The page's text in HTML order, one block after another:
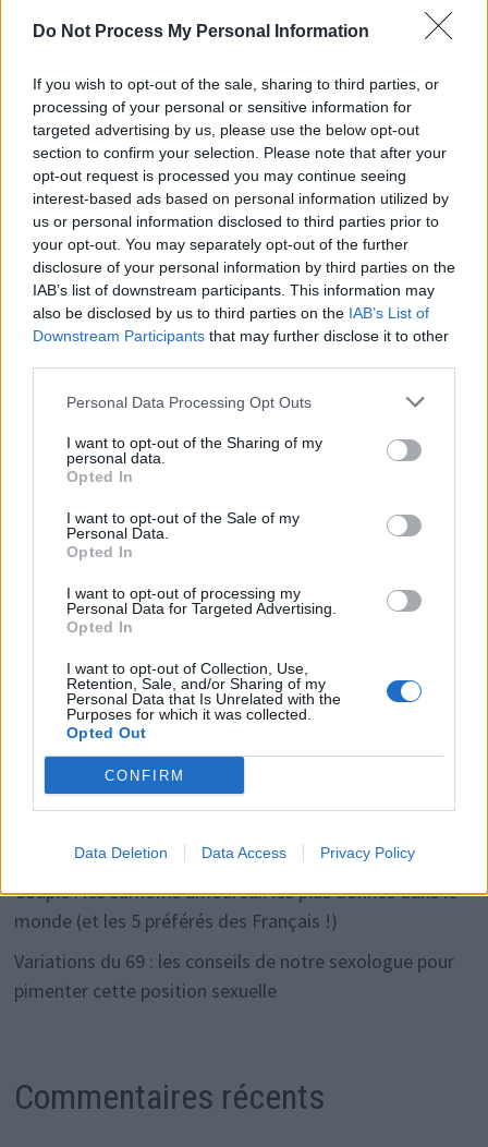
Do Not Process My Personal Information
If you wish to opt-out of the sale, sharing to third parties, or
processing of your personal or sensitive information for
targeted advertising by us, please use the below opt-out
section to confirm your selection. Please note that after your
opt-out request is processed you may continue seeing
interest-based ads based on personal information utilized by
us or personal information disclosed to third parties prior to
your opt-out. You may separately opt-out of the further
disclosure of your personal information by third parties on the
IAB’s list of downstream participants. This information may
also be disclosed by us to third parties on the IAB’s List of
Downstream Participants that may further disclose it to other
Personal Data Processing Opt Outs
I want to opt-out of the Sharing of my
personal data.
Opted In
I want to opt-out of the Sale of my
Personal Data.
Opted In
I want to opt-out of processing my
Personal Data for Targeted Advertising.
Opted In
I want to opt-out of Collection, Use,
Retention, Sale, and/or Sharing of my
Personal Data that Is Unrelated with the
Purposes for which it was collected.
Opted Out
CONFIRM
Data Deletion Data Access Privacy Policy
Plusieurs autres facteurs influencent aussi la capacité à
se souvenir de ses rêves. Les femmes, par exemple,
rapportent en moyenne davantage de souvenirs
oniriques que les hommes, ce qui pourrait être lié à une
plus grande tendance à analyser et à intérioriser leurs
émotions. L’âge joue également un rôle : avec le temps,
la durée du sommeil paradoxal diminue, ce qui réduit la
probabilité de se réveiller pendant un rêve. Oublier ses
rêves n’est donc pas un signe que l’on ne rêve pas. Au
contraire, nous faisons tous des rêves chaque nuit. Mais
notre cerveau ne conserve souvent qu’une trace très
fugace, sauf si le réveil intervient au bon moment.
Rechercher
RECHERCHER
Articles récents
Facebook Accède à Vos Photos Sans Consentement:
Désactivez-le Facilement
Comment tourner la page après une rupture en 2026
Découvrez la clé simple
6 phrases puissantes pour imposer le respect sans crier
Couple : les surnoms amoureux les plus donnés dans le
monde (et les 5 préférés des Français !)
Variations du 69 : les conseils de notre sexologue pour
pimenter cette position sexuelle
Commentaires récents